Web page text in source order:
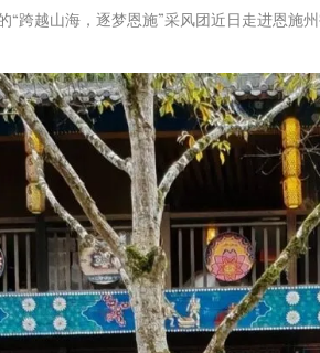
跨越山海，逐梦恩施”采风团近日走进恩